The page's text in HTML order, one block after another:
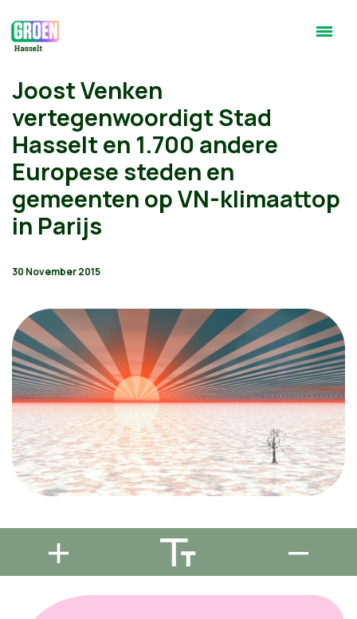
Joost Venken
vertegenwoordigt Stad
Hasselt en 1.700 andere
Europese steden en
gemeenten op VN-klimaattop
in Parijs
30 November 2015